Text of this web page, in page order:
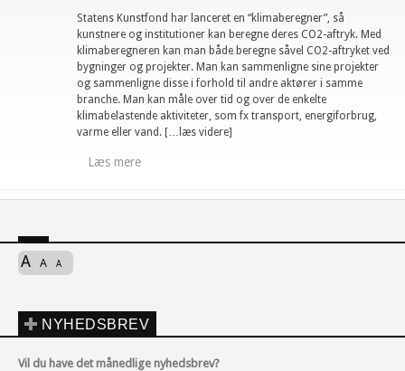
Statens Kunstfond har lanceret en “klimaberegner”, så
kunstnere og institutioner kan beregne deres CO2-aftryk. Med
klimaberegneren kan man både beregne såvel CO2-aftryket ved
bygninger og projekter. Man kan sammenligne sine projekter
og sammenligne disse i forhold til andre aktører i samme
branche. Man kan måle over tid og over de enkelte
klimabelastende aktiviteter, som fx transport, energiforbrug,
varme eller vand. […læs videre]
Læs mere
A A A
NYHEDSBREV
Vil du have det månedlige nyhedsbrev?